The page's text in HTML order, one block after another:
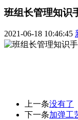
班组长管理知识
2021-06-18 10:46:45
上一条没有了
下一条加弹工